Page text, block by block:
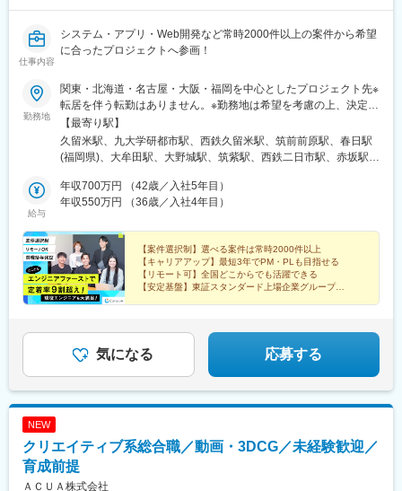
仕事内容
システム・アプリ・Web開発など常時2000件以上の案件から希望
に合ったプロジェクトへ参画！
勤務地
関東・北海道・名古屋・大阪・福岡を中心としたプロジェクト先※
転居を伴う転勤はありません。※勤務地は希望を考慮の上、決定い
たします。【本社】東京都渋谷区渋谷2-22-3 渋谷東口ビル3階＜
アクセス＞JR・私鉄・メトロ各線「渋谷駅」より徒歩3分＼
POINT. ／当社は全国どこからでも受け入れ可能！都心にシェアハ
【最寄り駅】
久留米駅、九大学研都市駅、西鉄久留米駅、筑前前原駅、春日駅
(福岡県)、大牟田駅、大野城駅、筑紫駅、西鉄二日市駅、赤坂駅
多駅、九州工大前駅、下曽根駅、旦過駅、小倉駅(福岡県)、今池駅
(福岡県)、スペースワールド駅、ささしまライブ駅、三河安城駅、
刈谷駅、刈谷市駅、岩倉駅(愛知県)、犬山駅、高蔵寺駅、勝川駅、
春日井駅(中央本線)、小牧駅、西尾駅、大府駅、長久手古戦場駅、
杁ケ池公園駅、太田川駅、赤池駅(愛知県)、豊橋駅、浄水駅、新豊
田駅、豊田市駅、平戸橋駅、豊明駅、いりなか駅、荒畑駅、桜山
駅、熱田駅、東枇杷島駅、覚王山駅、今池駅(愛知県)、星ケ丘駅
町駅、丸の内駅(愛知県)、伏見駅(愛知県)、金山駅(愛知県)、大須
観音駅、鶴舞駅、栄駅(愛知県)、名古屋駅、八田駅(関西本線)、国
際センター駅、塩釜口駅、原駅(愛知県)、平針駅、新栄町駅(愛知
川市駅、吹田駅(東海道本線)、江坂駅、千里丘駅、泉大津駅、樽井
駅、大阪狭山市駅、阿倍野駅(阪堺線)、西九条駅、鴫野駅、心斎橋
駅、堺筋本町駅、天満橋駅、なんば駅(地下鉄)、淀屋橋駅、天王寺
給与
年収700万円 （42歳／入社5年目）
年収550万円 （36歳／入社4年目）
【案件選択制】選べる案件は常時2000件以上
【キャリアアップ】最短3年でPM・PLも目指せる
【リモート可】全国どこからでも活躍できる
【安定基盤】東証スタンダード上場企業グループ
気になる 応募する
NEW
クリエイティブ系総合職／動画・3DCG／未経験歓迎／
育成前提
ＡＣＵＡ株式会社